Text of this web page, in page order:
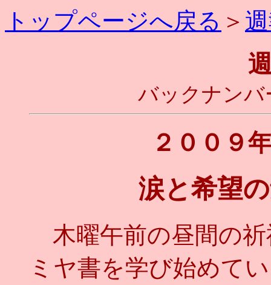
トップページへ戻る ＞
バックナンバ
２００
涙と希望
木曜午前の昼間の祈
ミヤ書を学び始めて